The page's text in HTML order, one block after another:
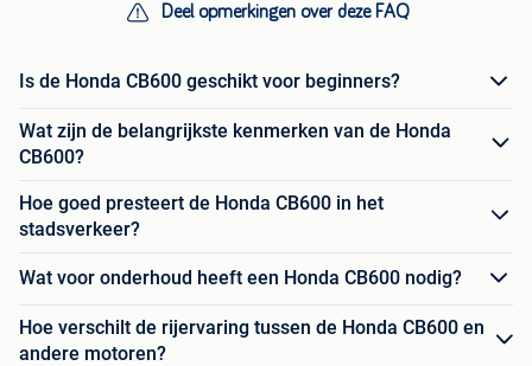
Deel opmerkingen over deze FAQ
Is de Honda CB600 geschikt voor beginners?
Wat zijn de belangrijkste kenmerken van de Honda
CB600?
Hoe goed presteert de Honda CB600 in het
stadsverkeer?
Wat voor onderhoud heeft een Honda CB600 nodig?
Hoe verschilt de rijervaring tussen de Honda CB600 en
andere motoren?